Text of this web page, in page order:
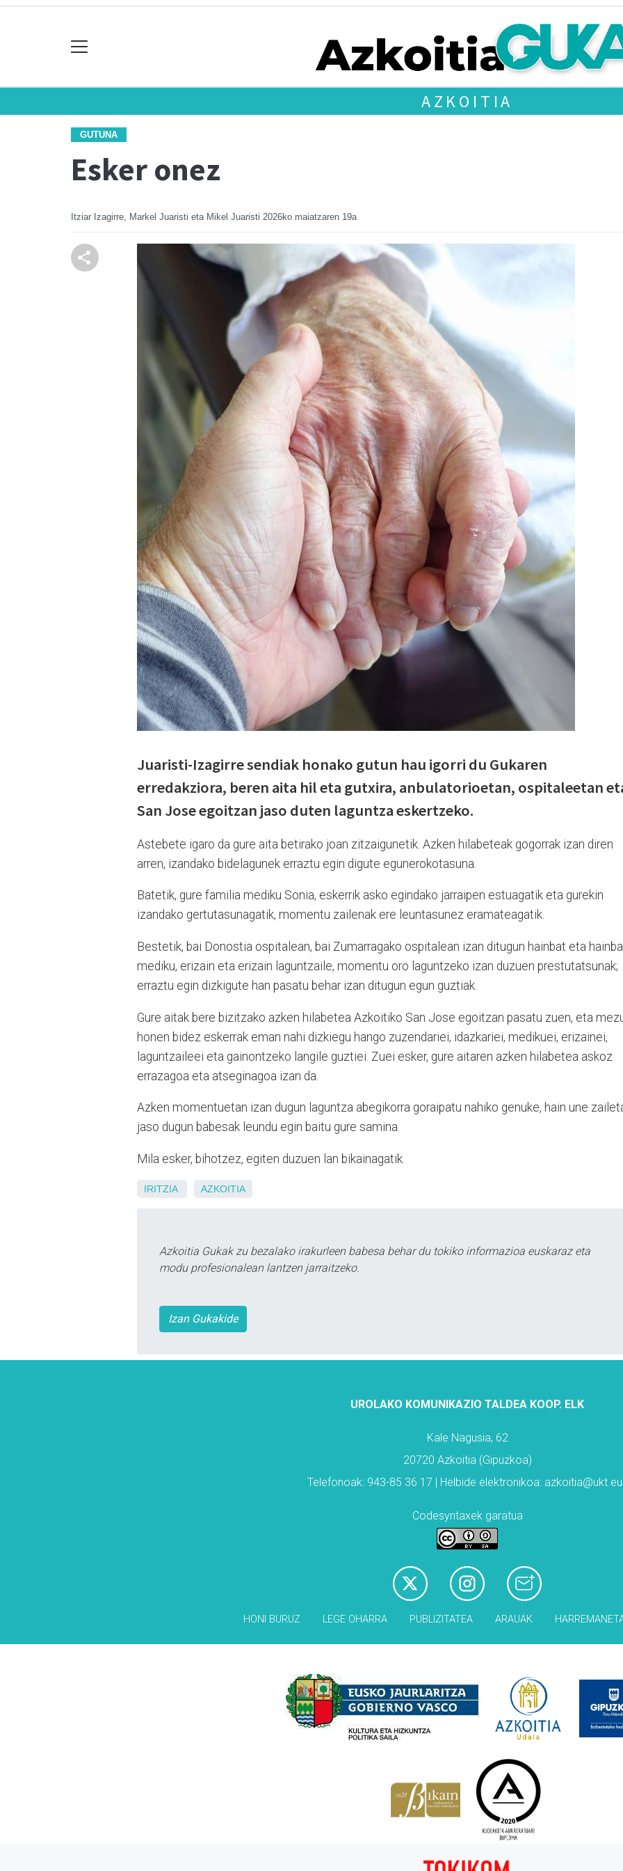
AZKOITIA
GUTUNA
Esker onez
Itziar Izagirre, Markel Juaristi eta Mikel Juaristi 2026ko maiatzaren 19a
Juaristi-Izagirre sendiak honako gutun hau igorri du Gukaren
erredakziora, beren aita hil eta gutxira, anbulatorioetan, ospitaleetan
San Jose egoitzan jaso duten laguntza eskertzeko.
Astebete igaro da gure aita betirako joan zitzaigunetik. Azken hilabeteak gogorrak izan diren
arren, izandako bidelagunek erraztu egin digute egunerokotasuna.
Batetik, gure familia mediku Sonia, eskerrik asko egindako jarraipen estuagatik eta gurekin
izandako gertutasunagatik, momentu zailenak ere leuntasunez eramateagatik.
Bestetik, bai Donostia ospitalean, bai Zumarragako ospitalean izan ditugun hainbat eta
mediku, erizain eta erizain laguntzaile, momentu oro laguntzeko izan duzuen prestutatsunak;
erraztu egin dizkigute han pasatu behar izan ditugun egun guztiak.
Gure aitak bere bizitzako azken hilabetea Azkoitiko San Jose egoitzan pasatu zuen, eta
honen bidez eskerrak eman nahi dizkiegu hango zuzendariei, idazkariei, medikuei, erizainei,
laguntzaileei eta gainontzeko langile guztiei. Zuei esker, gure aitaren azken hilabetea askoz
errazagoa eta atseginagoa izan da.
Azken momentuetan izan dugun laguntza abegikorra goraipatu nahiko genuke, hain une
jaso dugun babesak leundu egin baitu gure samina.
Mila esker, bihotzez, egiten duzuen lan bikainagatik.
IRITZIA AZKOITIA
Azkoitia Gukak zu bezalako irakurleen babesa behar du tokiko informazioa euskaraz eta
modu profesionalean lantzen jarraitzeko.
Izan Gukakide
UROLAKO KOMUNIKAZIO TALDEA KOOP. ELK
Kale Nagusia, 62
20720 Azkoitia (Gipuzkoa)
Telefonoak: 943-85 36 17 | Helbide elektronikoa:
Codesyntaxek garatua
HONI BURUZ LEGE OHARRA PUBLIZITATEA ARAUAK